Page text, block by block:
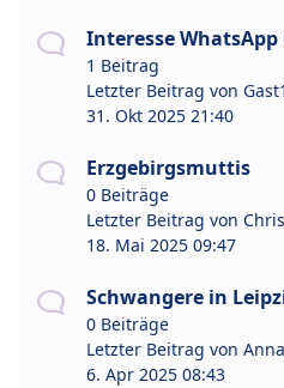
Interesse WhatsApp
1 Beitrag
Letzter Beitrag von
31. Okt 2025 21:40
Erzgebirgsmuttis
0 Beiträge
Letzter Beitrag von
18. Mai 2025 09:47
Schwangere in
0 Beiträge
Letzter Beitrag von
6. Apr 2025 08:43